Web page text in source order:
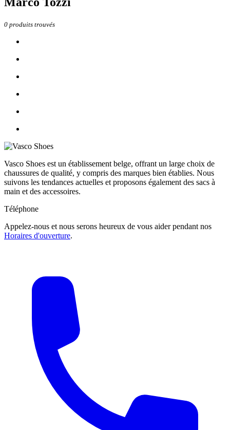
0 produits trouvés
Vasco Shoes est un établissement belge, offrant un large choix de
chaussures de qualité, y compris des marques bien établies. Nous
suivons les tendances actuelles et proposons également des sacs à
main et des accessoires.
Téléphone
Appelez-nous et nous serons heureux de vous aider pendant nos
Horaires d'ouverture.